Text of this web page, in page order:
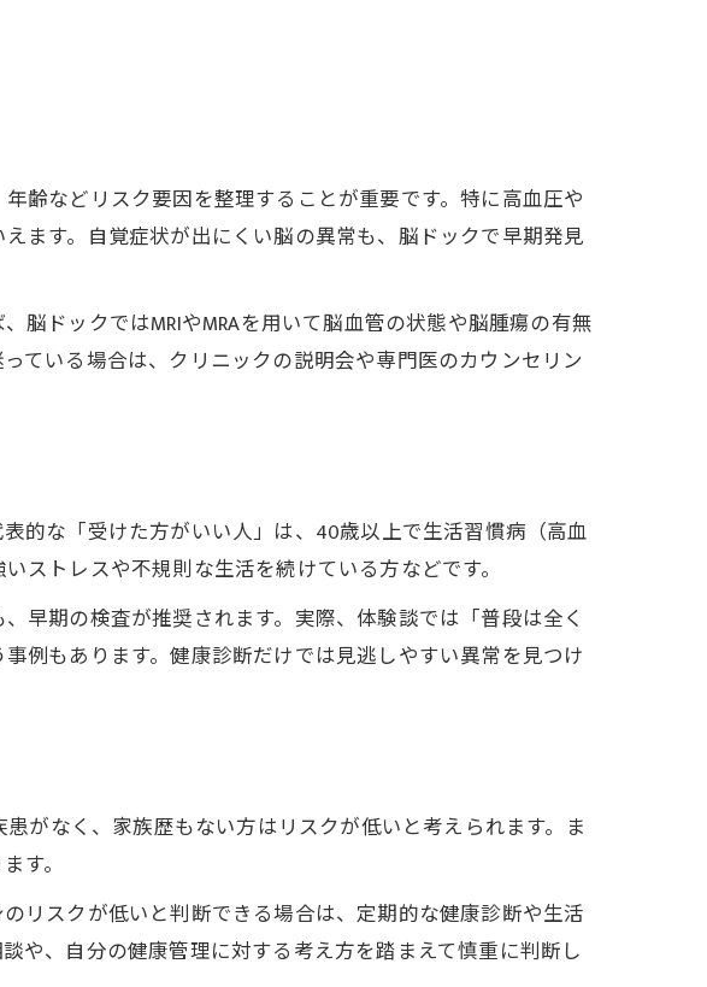
ランス
分かれ道
判断するか
か検証
メリット
から検証
料とは
ント
応法
備と心構え
とめ
齢などリスク要因を整理することが重要です。特に高血圧や
ます。自覚症状が出にくい脳の異常も、脳ドックで早期発見
ドックではMRIやMRAを用いて脳血管の状態や脳腫瘍の有無
ている場合は、クリニックの説明会や専門医のカウンセリン
的な「受けた方がいい人」は、40歳以上で生活習慣病（高血
トレスや不規則な生活を続けている方などです。
早期の検査が推奨されます。実際、体験談では「普段は全く
例もあります。健康診断だけでは見逃しやすい異常を見つけ
がなく、家族歴もない方はリスクが低いと考えられます。ま
す。
リスクが低いと判断できる場合は、定期的な健康診断や生活
や、自分の健康管理に対する考え方を踏まえて慎重に判断し